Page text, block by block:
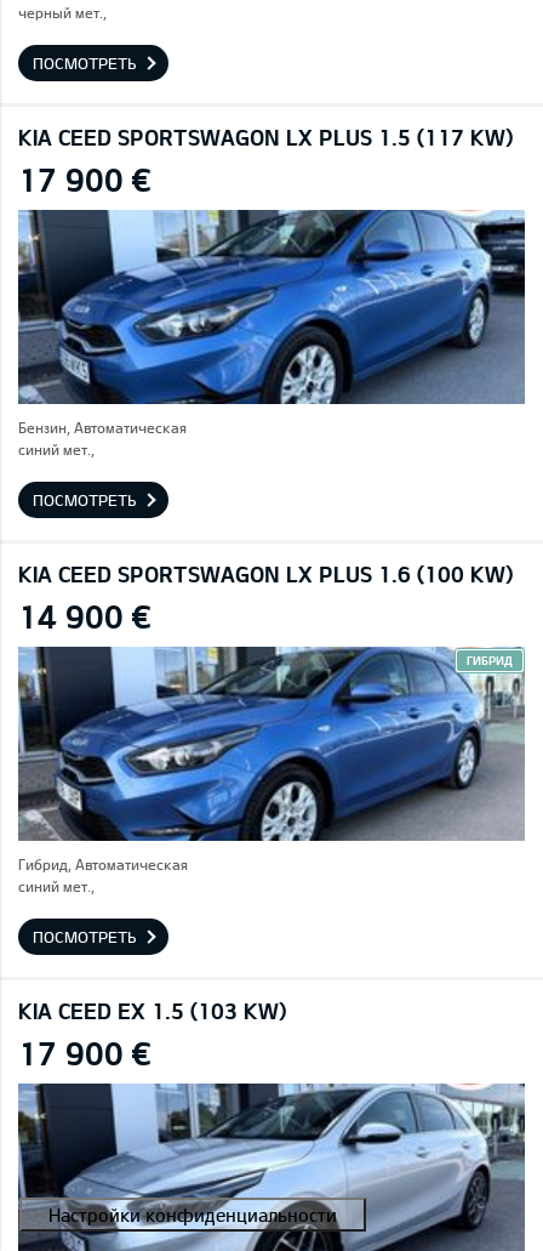
черный мет.,
ПОСМОТРЕТЬ
KIA CEED SPORTSWAGON LX PLUS 1.5 (117 KW)
17 900 €
Бензин, Автоматическая
синий мет.,
ПОСМОТРЕТЬ
KIA CEED SPORTSWAGON LX PLUS 1.6 (100 KW)
14 900 €
ГИБРИД
Гибрид, Автоматическая
синий мет.,
ПОСМОТРЕТЬ
KIA CEED EX 1.5 (103 KW)
17 900 €